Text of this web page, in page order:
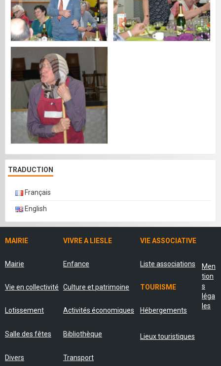
TRADUCTION
Français
English
MAIRIE VIVRE A LIESLE VIE ASSOCIATIVE
Mairie Enfance Liste associations
Vie en collectivité Culture et patrimoine TOURISME
Lotissement Activités économiques Hébergements
Salle des fêtes Bibliothèque Lieux touristiques
Divers Transport
Men
tion
s
léga
les